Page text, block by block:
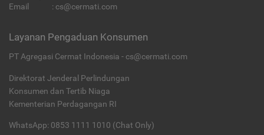
Email
: cs@cermati.com
Layanan Pengaduan Konsumen
PT Agregasi Cermat Indonesia - cs@cermati.com
Direktorat Jenderal Perlindungan
Konsumen dan Tertib Niaga
Kementerian Perdagangan RI
WhatsApp: 0853 1111 1010 (Chat Only)